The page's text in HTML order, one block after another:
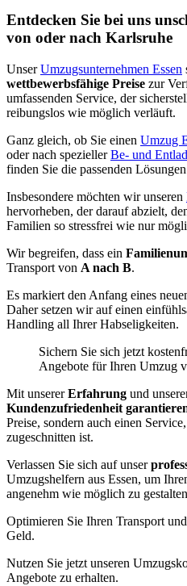
Entdecken Sie bei uns
von oder nach Karlsruhe
UnserUmzugsunternehmen Essen
wettbewerbsfähige Preise zur
umfassenden Service, der
reibungslos wie möglich verläuft.
Ganz gleich, ob Sie einen Umzug
oder nach speziellerBe- und
finden Sie die passenden
Insbesondere möchten wir unseren
hervorheben, der darauf abzielt,
Familien so stressfrei wie nur
Wir begreifen, dass ein
Transport von A nach B.
Es markiert den Anfang eines
Daher setzen wir auf einen
Handling all Ihrer Habseligkeiten.
Sichern Sie sich jetzt
Angebote für Ihren Umzug
Mit unsererErfahrung und
Kundenzufriedenheit
Preise, sondern auch einen
zugeschnitten ist.
Verlassen Sie sich auf unser
Umzugshelfern aus Essen, um
angenehm wie möglich zu
Optimieren Sie Ihren Transport
Geld.
Nutzen Sie jetzt unseren
Angebote zu erhalten.